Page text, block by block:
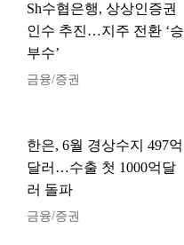
Sh수협은행, 상상인증권
인수 추진…지주 전환 ‘승
부수’
금융/증권
한은, 6월 경상수지 497억
달러…수출 첫 1000억달
러 돌파
금융/증권